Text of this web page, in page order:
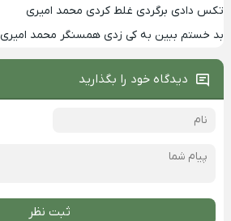
تکس دادی برگردی غلط کردی محمد امیری
بد خستم ببین به کی زدی همسنگر محمد امیری
دیدگاه خود را بگذارید
ثبت نظر